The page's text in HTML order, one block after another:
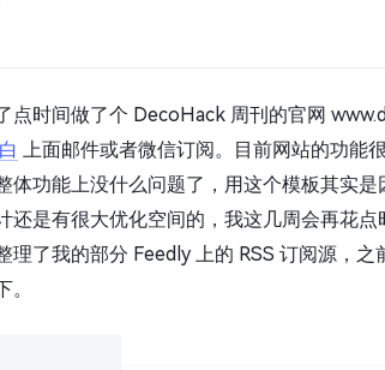
点时间做了个 DecoHack 周刊的官网
上面邮件或者微信订阅。目前网站的功能
体功能上没什么问题了，用这个模板其实
还是有很大优化空间的，我这几周会再花点
理了我的部分 Feedly 上的 RSS 订阅源，